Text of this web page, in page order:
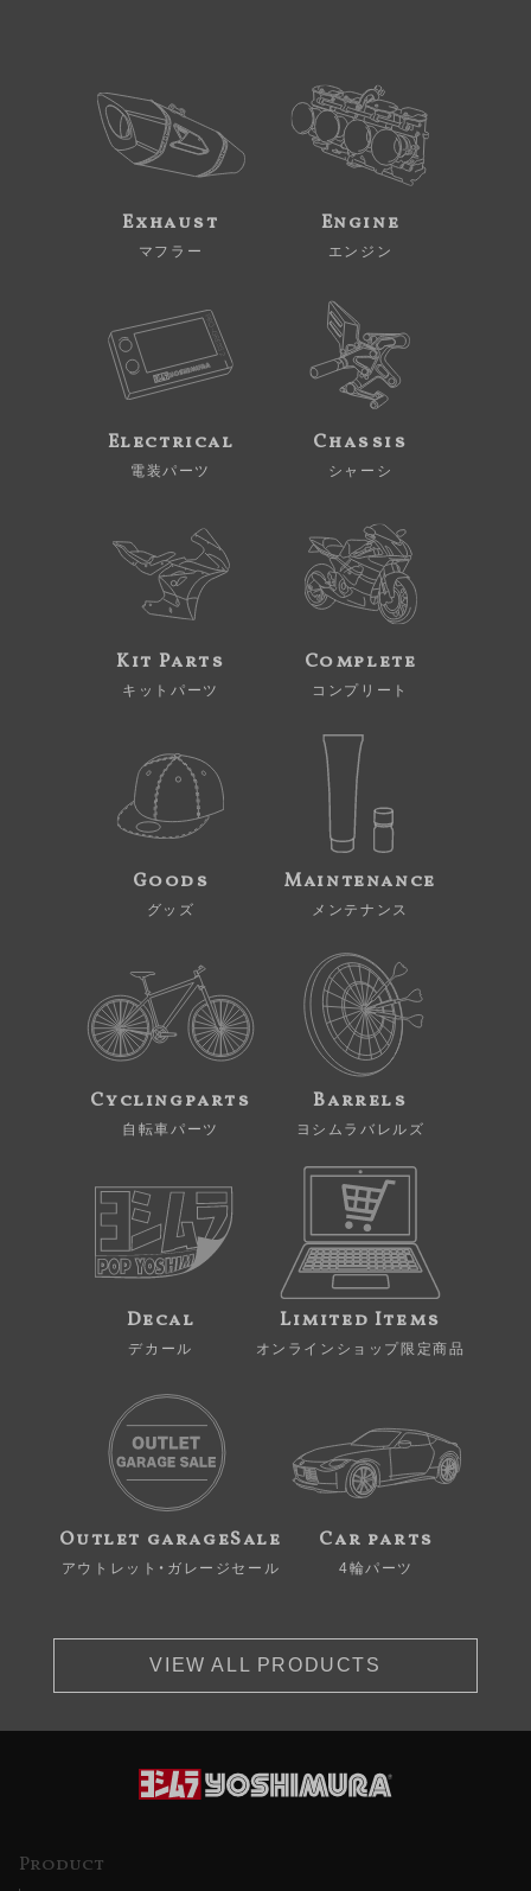
Exhaust
マフラー
Engine
エンジン
Electrical
電装パーツ
Chassis
シャーシ
Kit Parts
キットパーツ
Complete
コンプリート
Goods
グッズ
Maintenance
メンテナンス
Cyclingparts
自転車パーツ
Barrels
ヨシムラバレルズ
Decal
デカール
Limited Items
オンラインショップ限定商品
Outlet garageSale
アウトレット・ガレージセール
Car parts
4輪パーツ
VIEW ALL PRODUCTS
Product